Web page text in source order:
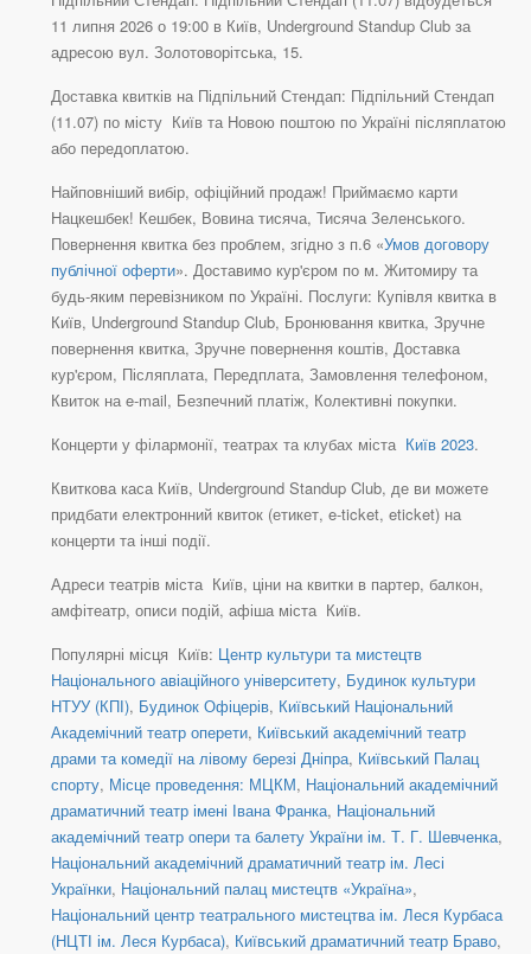
11 липня 2026 о 19:00 в Київ, Underground Standup Club за
адресою вул. Золотоворітська, 15.
Доставка квитків на Підпільний Стендап: Підпільний Стендап
(11.07) по місту Київ та Новою поштою по Україні післяплатою
або передоплатою.
Найповніший вибір, офіційний продаж! Приймаємо карти
Нацкешбек! Кешбек, Вовина тисяча, Тисяча Зеленського.
Повернення квитка без проблем, згідно з п.6 «Умов договору
публічної оферти». Доставимо кур'єром по м. Житомиру та
будь-яким перевізником по Україні. Послуги: Купівля квитка в
Київ, Underground Standup Club, Бронювання квитка, Зручне
повернення квитка, Зручне повернення коштів, Доставка
кур'єром, Післяплата, Передплата, Замовлення телефоном,
Квиток на e-mail, Безпечний платіж, Колективні покупки.
Концерти у філармонії, театрах та клубах міста Київ 2023.
Квиткова каса Київ, Underground Standup Club, де ви можете
придбати електронний квиток (етикет, e-ticket, eticket) на
концерти та інші події.
Адреси театрів міста Київ, ціни на квитки в партер, балкон,
амфітеатр, описи подій, афіша міста Київ.
Популярні місця Київ: Центр культури та мистецтв
Національного авіаційного університету, Будинок культури
НТУУ (КПІ), Будинок Офіцерів, Київський Національний
Академічний театр оперети, Київський академічний театр
драми та комедії на лівому березі Дніпра, Київський Палац
спорту, Місце проведення: МЦКМ, Національний академічний
драматичний театр імені Івана Франка, Національний
академічний театр опери та балету України ім. Т. Г. Шевченка,
Національний академічний драматичний театр ім. Лесі
Українки, Національний палац мистецтв «Україна»,
Національний центр театрального мистецтва ім. Леся Курбаса
(НЦТІ ім. Леся Курбаса), Київський драматичний театр Браво,